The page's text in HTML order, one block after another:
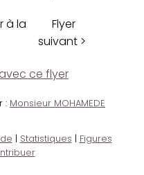
à la
Flyer
suivant >
ce flyer
: Monsieur MOHAMEDE
| Statistiques | Figures